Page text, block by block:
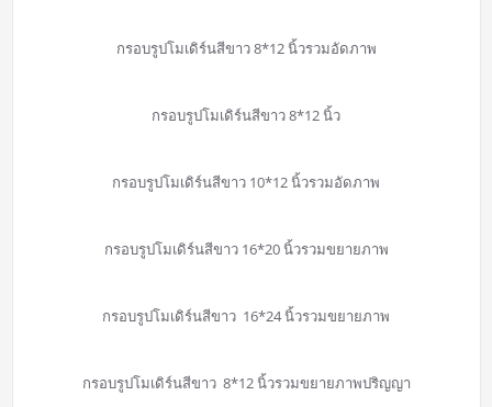
กรอบรูปโมเดิร์นสีขาว 8*12 นิ้วรวมอัดภาพ
กรอบรูปโมเดิร์นสีขาว 8*12 นิ้ว
กรอบรูปโมเดิร์นสีขาว 10*12 นิ้วรวมอัดภาพ
กรอบรูปโมเดิร์นสีขาว 16*20 นิ้วรวมขยายภาพ
กรอบรูปโมเดิร์นสีขาว 16*24 นิ้วรวมขยายภาพ
กรอบรูปโมเดิร์นสีขาว 8*12 นิ้วรวมขยายภาพปริญญา